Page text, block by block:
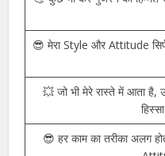
💥 मेरी मुस्कान भी मेरी ताकत
आसानी से
😎 जिस दिन मैंने दिखाया कि मैं
💪 कुछ भी कर गुजरने की